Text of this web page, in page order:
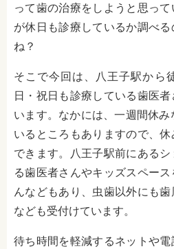
って歯の治療をしようと思っ
が休日も診療しているか調べ
ね？
そこで今回は、八王子駅から
日・祝日も診療している歯医
います。なかには、一週間休
いるところもありますので、
できます。八王子駅前にある
る歯医者さんやキッズスペー
んなどもあり、虫歯以外にも
なども受付けています。
待ち時間を軽減するネットや